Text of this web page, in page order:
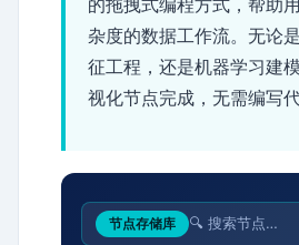
的拖拽式编程方式，帮助
杂度的数据工作流。无论
征工程，还是机器学习建
视化节点完成，无需编写代
节点存储库 🔍 搜索节点…